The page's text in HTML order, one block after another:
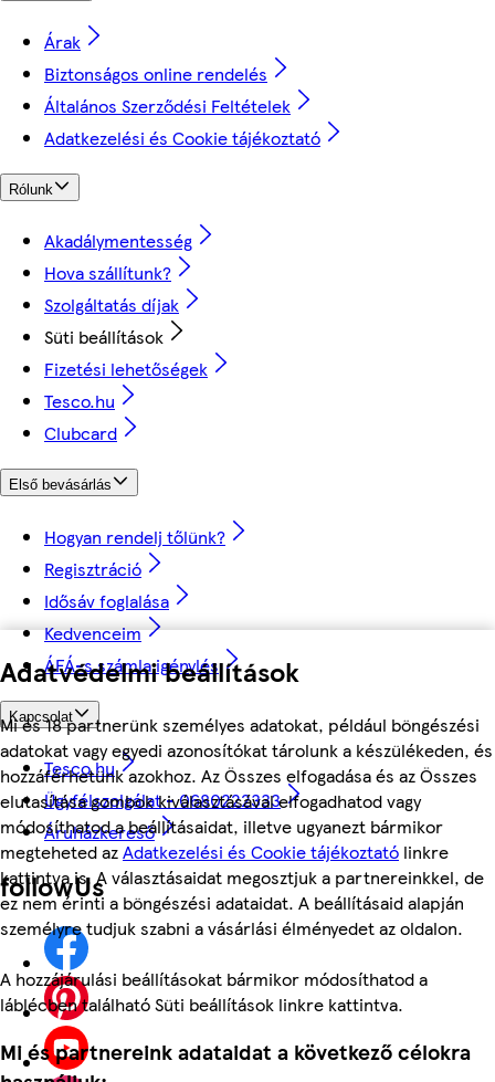
Adatvédelmi beállítások
Mi és 18 partnerünk személyes adatokat, például böngészési
adatokat vagy egyedi azonosítókat tárolunk a készülékeden, és
hozzáférhetünk azokhoz. Az Összes elfogadása és az Összes
elutasítása gombok kiválasztásával elfogadhatod vagy
módosíthatod a beállításaidat, illetve ugyanezt bármikor
megteheted azAdatkezelési és Cookie tájékoztató linkre
kattintva is. A választásaidat megosztjuk a partnereinkkel, de
ez nem érinti a böngészési adataidat. A beállításaid alapján
személyre tudjuk szabni a vásárlási élményedet az oldalon.
A hozzájárulási beállításokat bármikor módosíthatod a
láblécben található Süti beállítások linkre kattintva.
Mi és partnereink adataidat a következő célokra
Árak
Biztonságos online rendelés
Általános Szerződési Feltételek
Adatkezelési és Cookie tájékoztató
Rólunk
Akadálymentesség
Hova szállítunk?
Szolgáltatás díjak
Süti beállítások
Fizetési lehetőségek
Tesco.hu
Clubcard
Első bevásárlás
Hogyan rendelj tőlünk?
Regisztráció
Idősáv foglalása
Kedvenceim
ÁFÁ-s számla igénylés
Kapcsolat
Tesco.hu
Ügyfélszolgálat - 0680222333
Áruházkereső
followUs